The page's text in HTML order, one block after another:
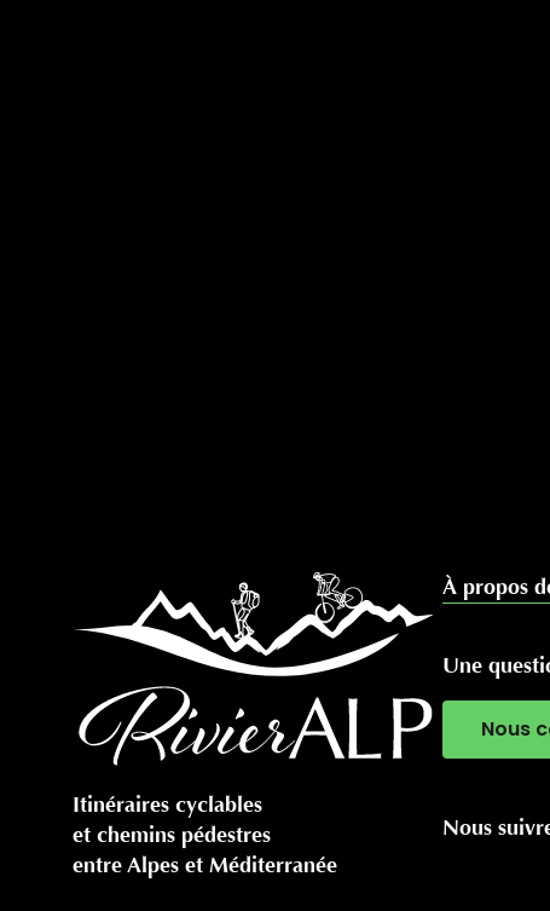
Itinéraires cyclables
et chemins pédestres
entre Alpes et Méditerranée
À propos
Une
Nous
Nous